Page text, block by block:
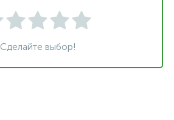
Сделайте выбор!